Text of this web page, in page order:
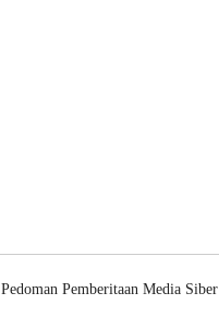
Pedoman Pemberitaan Media Siber